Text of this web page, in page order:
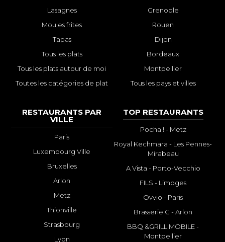
Lasagnes
Moules frites
Tapas
Tous les plats
Tous les plats autour de moi
Toutes les catégories de plat
Grenoble
Rouen
Dijon
Bordeaux
Montpellier
Tous les pays et villes
RESTAURANTS PAR
VILLE
Paris
Luxembourg Ville
Bruxelles
Arlon
Metz
Thionville
Strasbourg
Lyon
TOP RESTAURANTS
Pocha ! - Metz
Royal Kechmara - Les Pennes-
Mirabeau
A Vista - Porto-Vecchio
FILS - Limoges
Ovvio - Paris
Brasserie G - Arlon
BBQ &GRILL MOBILE -
Montpellier